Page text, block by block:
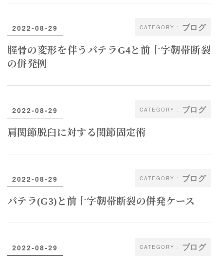
ブログ
2022-08-29
脛骨の変形を伴うパテラG4と前十字靭帯断裂
の併発例
ブログ
2022-08-29
肩関節脱臼に対する関節固定術
ブログ
2022-08-29
パテラ(G3)と前十字靭帯断裂の併発ケース
ブログ
2022-08-29